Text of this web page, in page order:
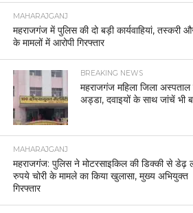
MAHARAJGANJ
महराजगंज में पुलिस की दो बड़ी कार्यवाहियां, तस्करी
के मामलों में आरोपी गिरफ्तार
BREAKING NEWS
महराजगंज महिला जिला
अड्डा, दवाइयों के साथ जांचें भी
MAHARAJGANJ
महराजगंज: पुलिस ने मोटरसाइकिल की डिक्की से डेढ़
रुपये चोरी के मामले का किया खुलासा, मुख्य अभियुक्त
गिरफ्तार